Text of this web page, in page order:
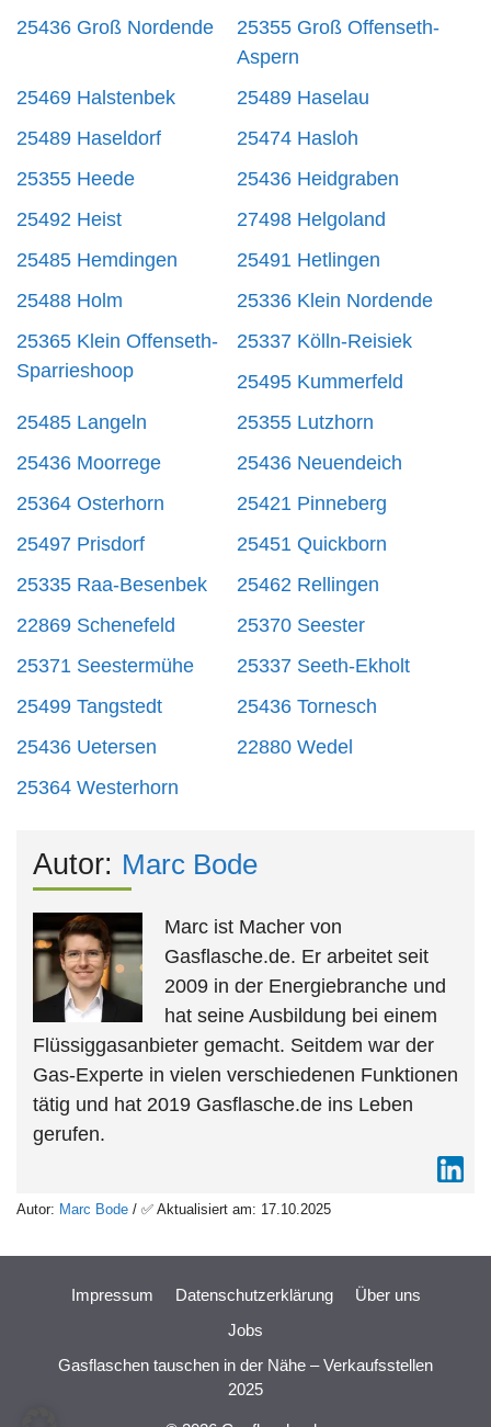
25436 Groß Nordende
25355 Groß Offenseth-
Aspern
25469 Halstenbek
25489 Haselau
25489 Haseldorf
25474 Hasloh
25355 Heede
25436 Heidgraben
25492 Heist
27498 Helgoland
25485 Hemdingen
25491 Hetlingen
25488 Holm
25336 Klein Nordende
25365 Klein Offenseth-
Sparrieshoop
25337 Kölln-Reisiek
25495 Kummerfeld
25485 Langeln
25355 Lutzhorn
25436 Moorrege
25436 Neuendeich
25364 Osterhorn
25421 Pinneberg
25497 Prisdorf
25451 Quickborn
25335 Raa-Besenbek
25462 Rellingen
22869 Schenefeld
25370 Seester
25371 Seestermühe
25337 Seeth-Ekholt
25499 Tangstedt
25436 Tornesch
25436 Uetersen
22880 Wedel
25364 Westerhorn
Autor: Marc Bode
Marc ist Macher von
Gasflasche.de. Er arbeitet seit
2009 in der Energiebranche und
hat seine Ausbildung bei einem
Flüssiggasanbieter gemacht. Seitdem war der
Gas-Experte in vielen verschiedenen Funktionen
tätig und hat 2019 Gasflasche.de ins Leben
gerufen.
Autor: Marc Bode / ✅ Aktualisiert am: 17.10.2025
Impressum Datenschutzerklärung
Über uns
Jobs
Gasflaschen tauschen in der Nähe – Verkaufsstellen
2025